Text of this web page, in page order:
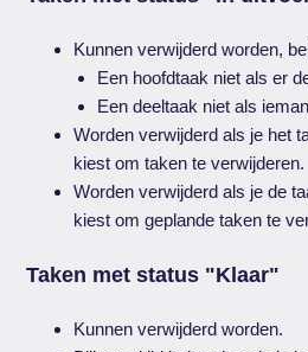
Kunnen verwijderd worden,
Een hoofdtaak niet als er
Een deeltaak niet als
Worden verwijderd als je het
kiest om taken te verwijderen.
Worden verwijderd als je de
kiest om geplande taken te
Taken met status "Klaar"
Kunnen verwijderd worden.